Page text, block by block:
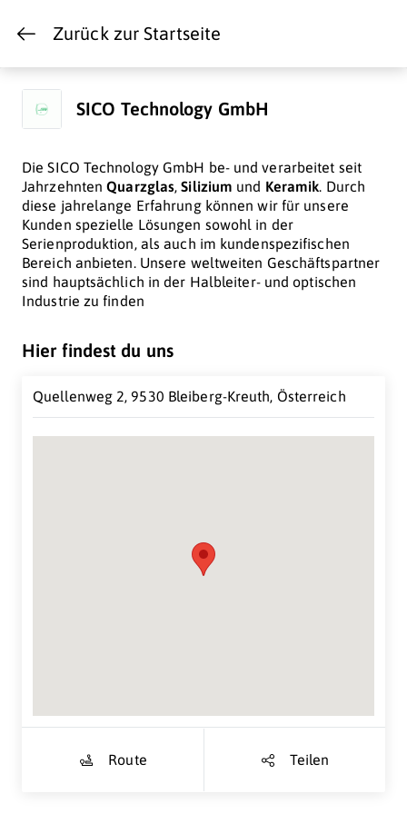
Zurück zur Startseite
SICO Technology GmbH
Die SICO Technology GmbH be- und verarbeitet seit
JahrzehntenQuarzglas,Silizium und Keramik. Durch
diese jahrelange Erfahrung können wir für unsere
Kunden spezielle Lösungen sowohl in der
Serienproduktion, als auch im kundenspezifischen
Bereich anbieten. Unsere weltweiten Geschäftspartner
sind hauptsächlich in der Halbleiter- und optischen
Industrie zu finden
Hier findest du uns
Quellenweg 2, 9530 Bleiberg-Kreuth, Österreich
Route Teilen